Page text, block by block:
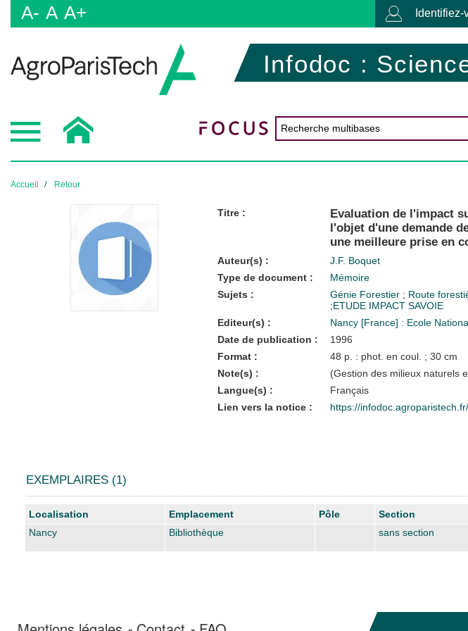
A- A A+
Infodoc :
Accueil Retour
Titre :
Evaluation de l'impact
l'objet d'une demande
une meilleure prise en
Auteur(s) :
J.F. Boquet
Type de document :
Mémoire
Sujets :
Génie Forestier ; Route
;ETUDE IMPACT SAVOIE
Editeur(s) :
Nancy [France] : Ecole
Date de publication :
1996
Format :
48 p. : phot. en coul. ; 30 cm
Note(s) :
(Gestion des milieux naturels
Langue(s) :
Français
Lien vers la notice :
https://
EXEMPLAIRES (1)
Liste des exemplaires
Localisation Emplacement Pôle Section
Nancy
Bibliothèque sans section